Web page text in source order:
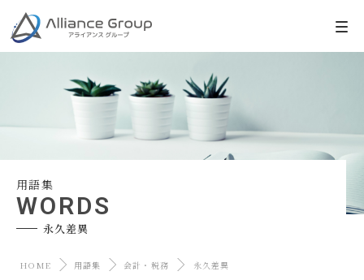
用語集
WORDS
永久差異
HOME 用語集 会計・税務 永久差異